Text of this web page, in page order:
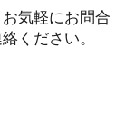
気軽にお問合
ください。